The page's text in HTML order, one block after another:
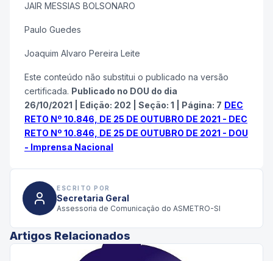
JAIR MESSIAS BOLSONARO
Paulo Guedes
Joaquim Alvaro Pereira Leite
Este conteúdo não substitui o publicado na versão
certificada. Publicado no DOU do dia
26/10/2021
Edição: 202 Seção: 1 Página: 7 DEC
RETO Nº 10.846, DE 25 DE OUTUBRO DE 2021 - DEC
RETO Nº 10.846, DE 25 DE OUTUBRO DE 2021 - DOU
- Imprensa Nacional
ESCRITO POR
Secretaria Geral
Assessoria de Comunicação do ASMETRO-SI
Artigos Relacionados